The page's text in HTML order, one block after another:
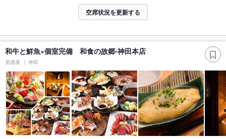
空席状況を更新する
和牛と鮮魚×個室完備 和食の故郷-神田本店
居酒屋 神田